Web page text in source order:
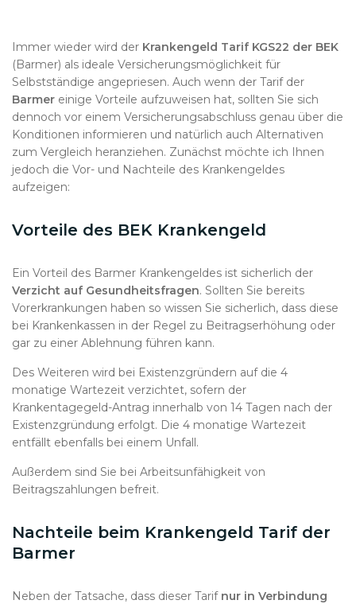
Immer wieder wird der Krankengeld Tarif KGS22 der BEK
(Barmer) als ideale Versicherungsmöglichkeit für
Selbstständige angepriesen. Auch wenn der Tarif der
Barmer einige Vorteile aufzuweisen hat, sollten Sie sich
dennoch vor einem Versicherungsabschluss genau über die
Konditionen informieren und natürlich auch Alternativen
zum Vergleich heranziehen. Zunächst möchte ich Ihnen
jedoch die Vor- und Nachteile des Krankengeldes
aufzeigen:
Vorteile des BEK Krankengeld
Ein Vorteil des Barmer Krankengeldes ist sicherlich der
Verzicht auf Gesundheitsfragen. Sollten Sie bereits
Vorerkrankungen haben so wissen Sie sicherlich, dass diese
bei Krankenkassen in der Regel zu Beitragserhöhung oder
gar zu einer Ablehnung führen kann.
Des Weiteren wird bei Existenzgründern auf die 4
monatige Wartezeit verzichtet, sofern der
Krankentagegeld-Antrag innerhalb von 14 Tagen nach der
Existenzgründung erfolgt. Die 4 monatige Wartezeit
entfällt ebenfalls bei einem Unfall.
Außerdem sind Sie bei Arbeitsunfähigkeit von
Beitragszahlungen befreit.
Nachteile beim Krankengeld Tarif der
Barmer
Neben der Tatsache, dass dieser Tarif nur in Verbindung